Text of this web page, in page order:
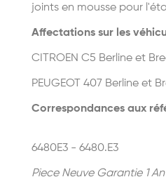
joints en mousse pour
Affectations sur les
CITROEN C5 Berline et
PEUGEOT 407 Berline et
Correspondances aux
6480E3 - 6480.E3
Piece Neuve Garantie 1 An